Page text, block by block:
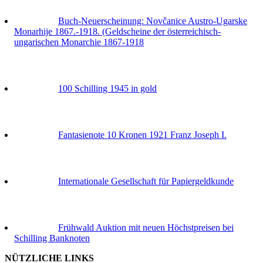
Buch-Neuerscheinung: Novčanice Austro-Ugarske
Monarhije 1867.-1918. (Geldscheine der österreichisch-
ungarischen Monarchie 1867-1918
100 Schilling 1945 in gold
Fantasienote 10 Kronen 1921 Franz Joseph I.
Internationale Gesellschaft für Papiergeldkunde
Frühwald Auktion mit neuen Höchstpreisen bei
Schilling Banknoten
NÜTZLICHE LINKS